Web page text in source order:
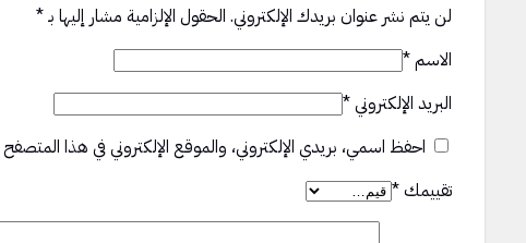
لن يتم نشر عنوان بريدك الإلكتروني. الحقول الإلزامية مشار إليها بـ*
الاسم*
البريد الإلكتروني*
احفظ اسمي، بريدي الإلكتروني، والموقع الإلكتروني في هذا
تقييمك*